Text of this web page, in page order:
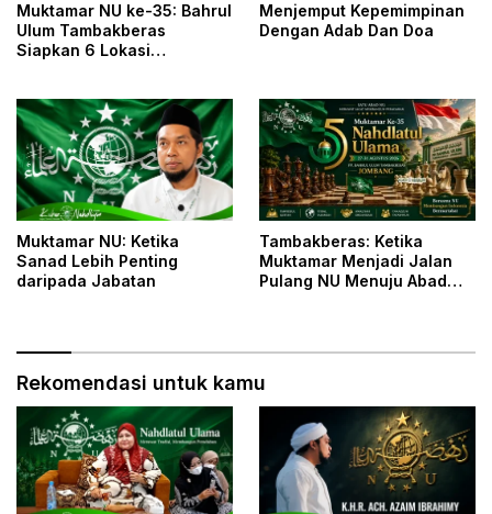
Muktamar NU ke-35: Bahrul
Ulum Tambakberas
Siapkan 6 Lokasi
Menjemput Kepemimpinan
Dengan Adab Dan Doa
Muktamar NU: Ketika
Sanad Lebih Penting
daripada Jabatan
Tambakberas: Ketika
Muktamar Menjadi Jalan
Pulang NU Menuju Abad
Rekomendasi untuk kamu